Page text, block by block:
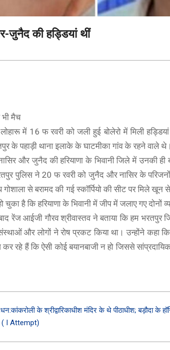
जुनैद की हड्डियां थीं
भी मैच
में 16 फ रवरी को जली हुई बोलेरो में मिली
के पहाड़ी थाना इलाके के घाटमीका गांव के रहने वाले थे।
और जुनैद की हरियाणा के भिवानी जिले में उनकी
पुलिस ने 20 फ रवरी को जुनैद और नासिर के
से बरामद की गई स्कॉर्पियो की सीट पर मिले
चुका है कि हरियाणा के भिवानी में जीप में जलाए गए दोनों
रेंज आईजी गौरव श्रीवास्तव ने बताया कि हम भरतपुर
और लोगों ने रोष प्रकट किया था। उन्होंने कहा
रहे हैं कि ऐसी कोई बयानबाजी न हो जिससे
के श्रीद्वारिकाधीश मंदिर के थे पीठाधीश; बड़ौदा के
( I Attempt)
mAh
| 90Hz
BOAT